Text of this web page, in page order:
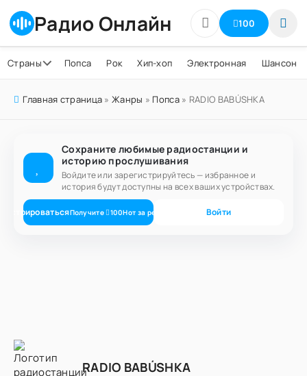
Радио Онлайн 100
Страны Попса Рок Хип-хоп Электронная Шансон
Главная страница »Жанры » Попса» RADIO BABÚSHKA
Сохраните любимые радиостанции и
историю прослушивания
Войдите или зарегистрируйтесь — избранное и
история будут доступны на всех ваших устройствах.
Получите 100Нот за регистрацию Войти
RADIO BABÚSHKA